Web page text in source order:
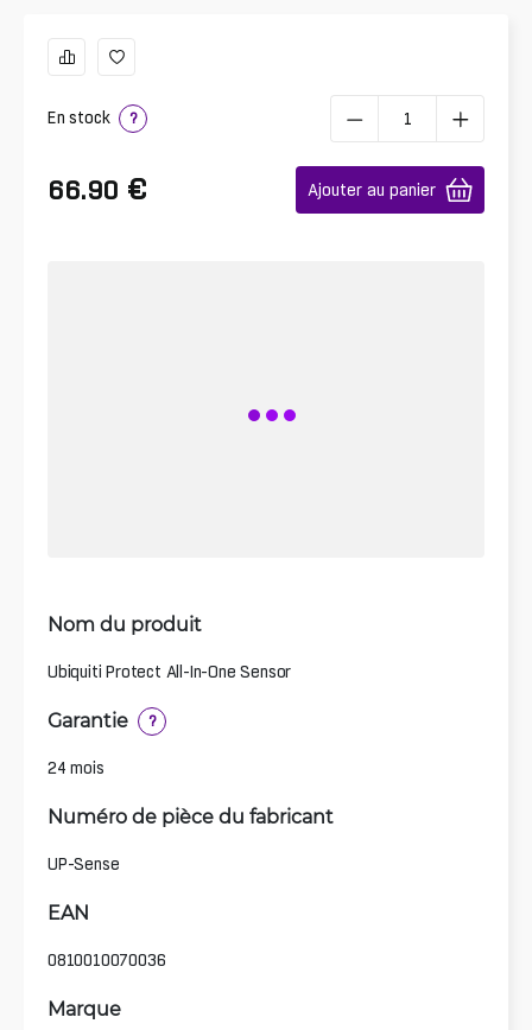
En stock ?
66.90 € Ajouter au panier
Nom du produit
Ubiquiti Protect All-In-One Sensor
Garantie ?
24 mois
Numéro de pièce du fabricant
UP-Sense
EAN
0810010070036
Marque